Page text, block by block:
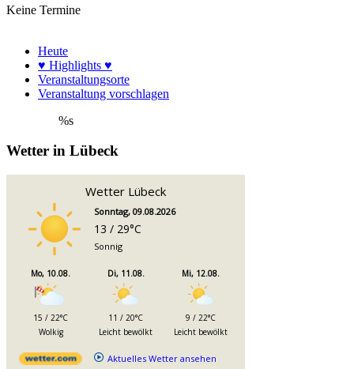
Keine Termine
Heute
♥ Highlights ♥
Veranstaltungsorte
Veranstaltung vorschlagen
%s
Wetter in Lübeck
Wetter Lübeck
Sonntag, 09.08.2026
13 / 29°C
Sonnig
Mo, 10.08.
15 / 22°C
Wolkig
Di, 11.08.
11 / 20°C
Leicht bewölkt
Mi, 12.08.
9 / 22°C
Leicht bewölkt
Aktuelles Wetter ansehen